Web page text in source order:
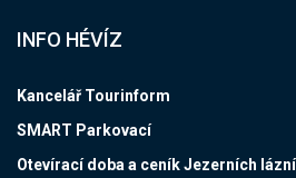
INFO HÉVÍZ
Kancelář Tourinform
SMART Parkovací
Otevírací doba a ceník Jezerních